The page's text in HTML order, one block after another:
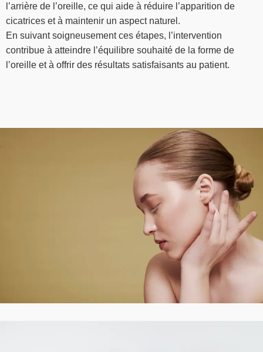
l’arrière de l’oreille, ce qui aide à réduire l’apparition de
cicatrices et à maintenir un aspect naturel.
En suivant soigneusement ces étapes, l’intervention
contribue à atteindre l’équilibre souhaité de la forme de
l’oreille et à offrir des résultats satisfaisants au patient.